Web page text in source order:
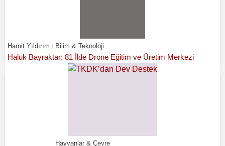
Hamit Yıldırım Bilim & Teknoloji
Haluk Bayraktar: 81 İlde Drone Eğitim ve Üretim Merkezi
Hayvanlar & Çevre